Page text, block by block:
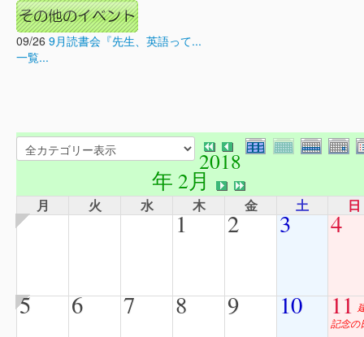
09/26 9月読書会『先生、英語って...
一覧...
2018
年 2月
月 火 水 木 金 土 日
1 2 3 4
5 6 7 8 9 10 11
記念の